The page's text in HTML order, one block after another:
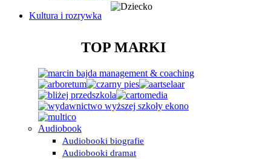
Kultura i rozrywka
TOP MARKI
Audiobook
Audiobooki biografie
Audiobooki dramat